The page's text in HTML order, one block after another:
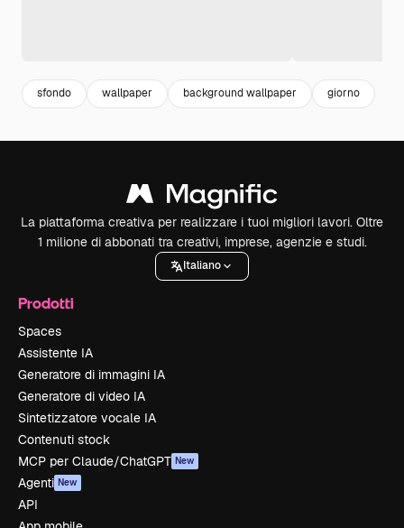
sfondo wallpaper background wallpaper giorno
La piattaforma creativa per realizzare i tuoi migliori lavori. Oltre
1 milione di abbonati tra creativi, imprese, agenzie e studi.
Italiano
Prodotti
Spaces
Assistente IA
Generatore di immagini IA
Generatore di video IA
Sintetizzatore vocale IA
Contenuti stock
MCP per Claude/ChatGPT New
Agenti New
API